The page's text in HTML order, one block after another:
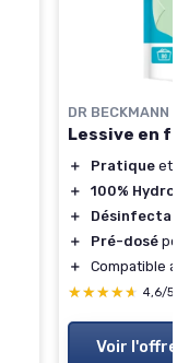
DR BECKMANN
Lessive en
＋ Pratique et
＋
100%
＋
Désinfectant
＋
Pré-dosé
＋
Compatible
★★★★★
★★★★★ 4,6/5
Voir l'offre